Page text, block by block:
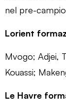
nel pre-
Lorient
Mvogo; Adjei,
Kouassi;
Le Havre